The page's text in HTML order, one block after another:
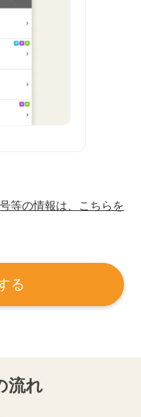
等の情報は、こちらを
る
流れ